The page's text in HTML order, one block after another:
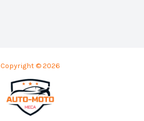
Copyright © 2026